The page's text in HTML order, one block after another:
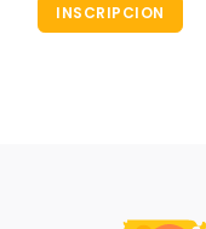
INSCRIPCION